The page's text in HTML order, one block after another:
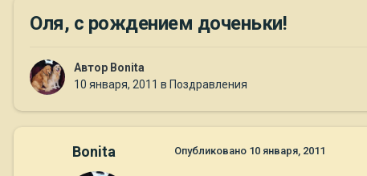
Оля, с рождением доченьки!
Автор Bonita
10 января, 2011 в Поздравления
Bonita Опубликовано 10 января, 2011